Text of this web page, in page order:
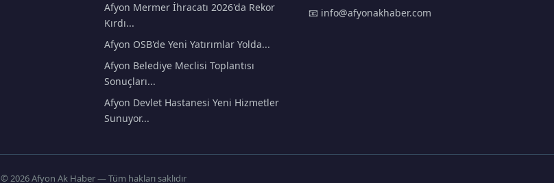
Afyon Mermer İhracatı 2026'da Rekor
Kırdı...
Afyon OSB'de Yeni Yatırımlar Yolda...
Afyon Belediye Meclisi Toplantısı
Sonuçları...
Afyon Devlet Hastanesi Yeni Hizmetler
Sunuyor...
📧 info@afyonakhaber.com
© 2026 Afyon Ak Haber — Tüm hakları saklıdır